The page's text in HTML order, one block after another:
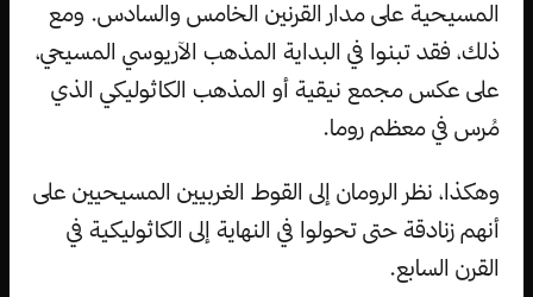
المسيحية على مدار القرنين الخامس والسادس. ومع
ذلك، فقد تبنوا في البداية المذهب الآريوسي المسيحي،
على عكس مجمع نيقية أو المذهب الكاثوليكي الذي
مُرس في معظم روما.
وهكذا، نظر الرومان إلى القوط الغربيين المسيحيين على
أنهم زنادقة حتى تحولوا في النهاية إلى الكاثوليكية في
القرن السابع.